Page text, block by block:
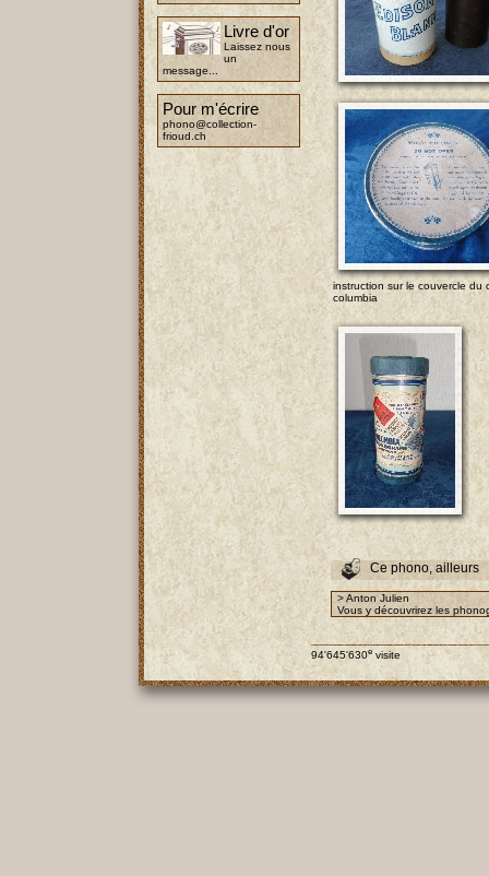
Livre d'or
Laissez nous
un
message...
Pour m'écrire
phono@collection-
frioud.ch
instruction sur le couvercle du
columbia
Ce phono, ailleurs
> Anton Julien
Vous y découvrirez les
94'645'630e visite